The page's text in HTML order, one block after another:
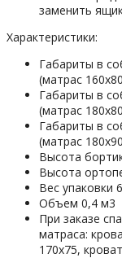
заменить
Характеристики:
Габариты в
(матрас
Габариты в
(матрас
Габариты в
(матрас
Высота
Высота
Вес упаковки
Объем 0,4 м3
При заказе
матраса:
170х75,